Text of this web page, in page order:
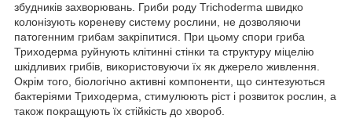
збудників захворювань. Гриби роду Trichoderma швидко
колонізують кореневу систему рослини, не дозволяючи
патогенним грибам закріпитися. При цьому спори гриба
Триходерма руйнують клітинні стінки та структуру міцелію
шкідливих грибів, використовуючи їх як джерело живлення.
Окрім того, біологічно активні компоненти, що синтезуються
бактеріями Триходерма, стимулюють ріст і розвиток рослин, а
також покращують їх стійкість до хвороб.